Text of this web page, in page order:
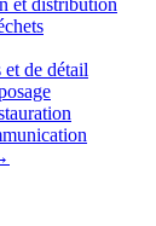
de détail